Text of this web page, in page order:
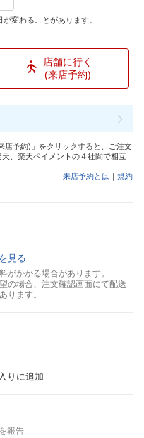
変わることがあります。
店舗に行く
(来店予約)
予約)」をクリックすると、ご注文
、楽天ペイメントの４社間で相互
来店予約とは ｜ 規約
見る
かかる場合があります。
の場合、注文確認画面にて配送
ります。
りに追加
報告